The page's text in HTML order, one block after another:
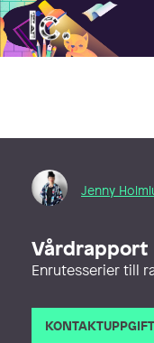
Illustratörcentrum
Jenny
Vårdrapport
Enrutesserier till